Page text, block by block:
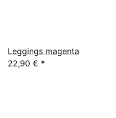
Leggings magenta
22,90 € *